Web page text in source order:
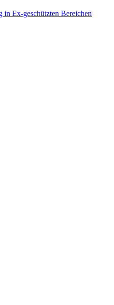
in Ex-geschützten Bereichen